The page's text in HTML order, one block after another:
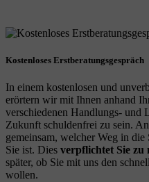
Kostenloses Erstberatungsgespräch
In einem kostenlosen und
erörtern wir mit Ihnen anhand
verschiedenen Handlungs- und
Zukunft schuldenfrei zu sein.
gemeinsam, welcher Weg in
Sie ist. Dies verpflichtet Sie zu
später, ob Sie mit uns den
wollen.